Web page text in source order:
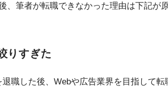
、筆者が転職できなかった理由は下記が
りすぎた
職した後、Webや広告業界を目指して